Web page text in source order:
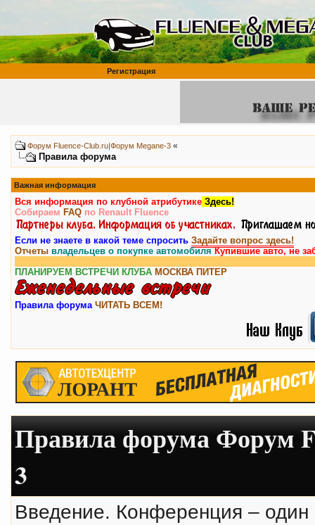
Регистрация
Форум Fluence-Club.ru|Форум Megane-3 «
Правила форума
Важная информация
Вся информация по клубной атрибутике Здесь!
Собираем FAQ по Renault Fluence
Если не знаете в какой теме спросить Задайте вопрос здесь!
Отчеты владельцев о покупке автомобиляКупившие авто, не
ПЛАНИРУЕМ ВСТРЕЧИ КЛУБА МОСКВА ПИТЕР
Правила форума ЧИТАТЬ ВСЕМ!
Правила форума Форум
3
Введение. Конференция –